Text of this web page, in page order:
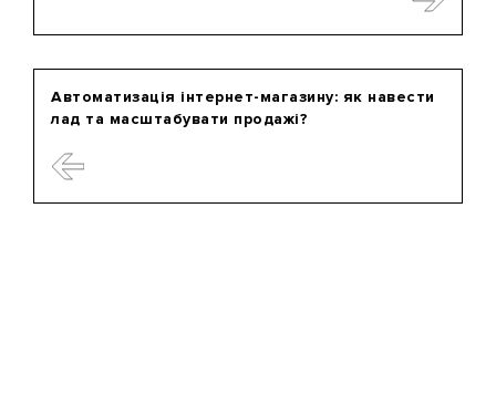
Автоматизація інтернет-магазину: як навести
лад та масштабувати продажі?